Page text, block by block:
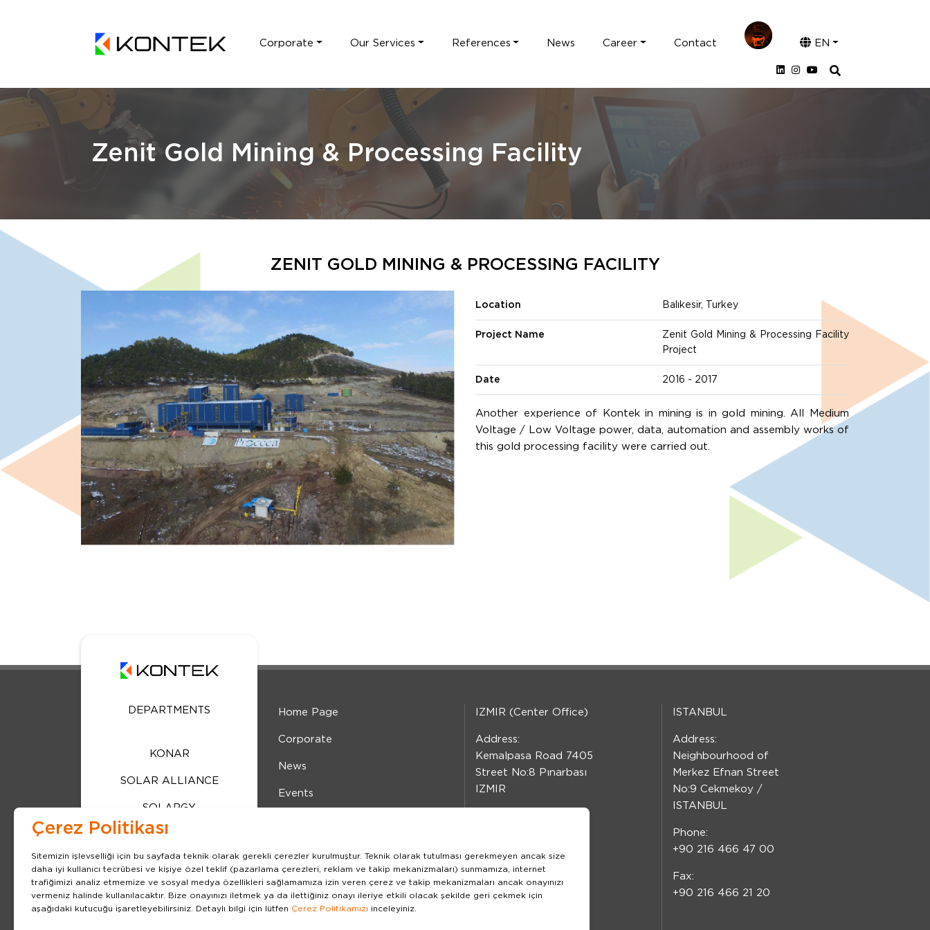
Corporate Our Services References News Career Contact EN
Zenit Gold Mining & Processing Facility
ZENIT GOLD MINING & PROCESSING FACILITY
Location Balıkesir, Turkey
Project Name
Zenit Gold Mining & Processing Facility
Project
Date 2016 - 2017
Another experience of Kontek in mining is in gold mining. All Medium
Voltage / Low Voltage power, data, automation and assembly works of
this gold processing facility were carried out.
Çerez Politikası
Sitemizin işlevselliği için bu sayfada teknik olarak gerekli çerezler kurulmuştur. Teknik olarak tutulması gerekmeyen ancak size
daha iyi kullanıcı tecrübesi ve kişiye özel teklif (pazarlama çerezleri, reklam ve takip mekanizmaları) sunmamıza, internet
trafiğimizi analiz etmemize ve sosyal medya özellikleri sağlamamıza izin veren çerez ve takip mekanizmaları ancak onayınızı
vermeniz halinde kullanılacaktır. Bize onayınızı iletmek ya da ilettiğiniz onayı ileriye etkili olacak şekilde geri çekmek için
aşağıdaki kutucuğu işaretleyebilirsiniz. Detaylı bilgi için lütfen Çerez Politikamızı inceleyiniz.
DEPARTMENTS
KONAR
SOLAR ALLIANCE
SOLARGY
ENGINEERING DRIVES
ENERGY STORAGE
DRIVES
AUTOMATION
Home Page
Corporate
News
Events
GDPR
Cookie Policy
IZMIR (Center Office)
Address:
Kemalpasa Road 7405
Street No:8 Pınarbası
IZMIR
Fax:
+90 232 479 91 91
FOLLOW US
ISTANBUL
Address:
Neighbourhood of
Merkez Efnan Street
No:9 Cekmekoy /
ISTANBUL
Phone:
+90 216 466 47 00
Fax:
+90 216 466 21 20